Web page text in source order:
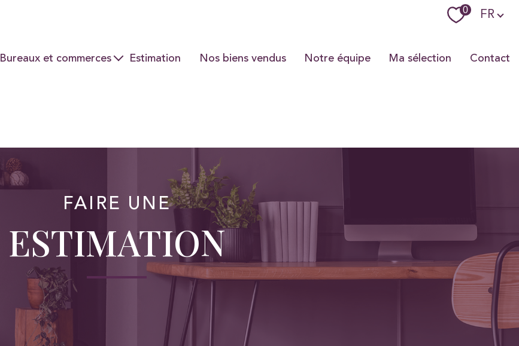
0 Langue
FR
Bureaux et commerces Estimation Nos biens vendus Notre équipe Ma sélection Contact
FAIRE UNE
ESTIMATION